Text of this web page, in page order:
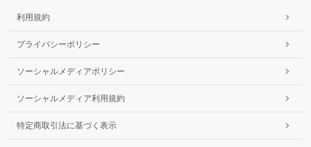
利用規約
プライバシーポリシー
ソーシャルメディアポリシー
ソーシャルメディア利用規約
特定商取引法に基づく表示